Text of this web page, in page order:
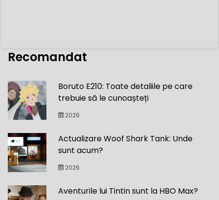
Recomandat
Boruto E210: Toate detaliile pe care
trebuie să le cunoașteți
2026
Actualizare Woof Shark Tank: Unde
sunt acum?
2026
Aventurile lui Tintin sunt la HBO Max?